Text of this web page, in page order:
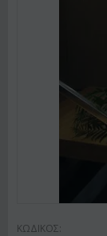
ΚΩΔΙΚΟΣ: